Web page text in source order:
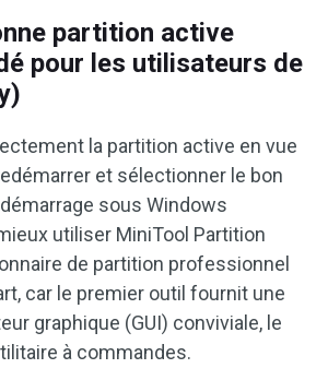
partition active
pour les utilisateurs de
la partition active en vue
et sélectionner le bon
sous Windows
utiliser MiniTool Partition
de partition professionnel
car le premier outil fournit une
graphique (GUI) conviviale, le
à commandes.